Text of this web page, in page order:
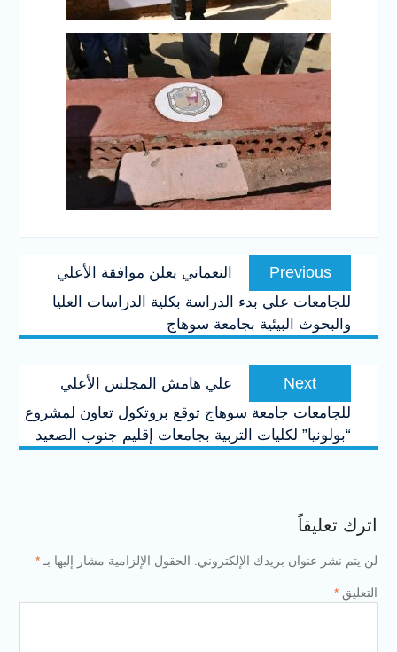
تصفّح
المقالاتPrevious
Previous
post:
النعماني يعلن موافقة الأعلي
للجامعات علي بدء الدراسة بكلية الدراسات العليا
والبحوث البيئية بجامعة سوهاج
Next
Next
post:
علي هامش المجلس الأعلي
للجامعات جامعة سوهاج توقع بروتكول تعاون لمشروع
“بولونيا” لكليات التربية بجامعات إقليم جنوب الصعيد
اترك تعليقاً
لن يتم نشر عنوان بريدك الإلكتروني. الحقول الإلزامية مشار إليها بـ *
التعليق *